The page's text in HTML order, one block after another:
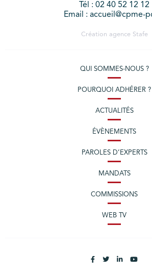
Tél : 02 40 52 12 12
Email : accueil@cpme-
Création agence Stafe
QUI SOMMES-NOUS ?
POURQUOI ADHÉRER ?
ACTUALITÉS
ÉVÈNEMENTS
PAROLES D’EXPERTS
MANDATS
COMMISSIONS
WEB TV